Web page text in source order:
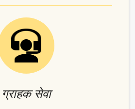
ग्राहक सेवा